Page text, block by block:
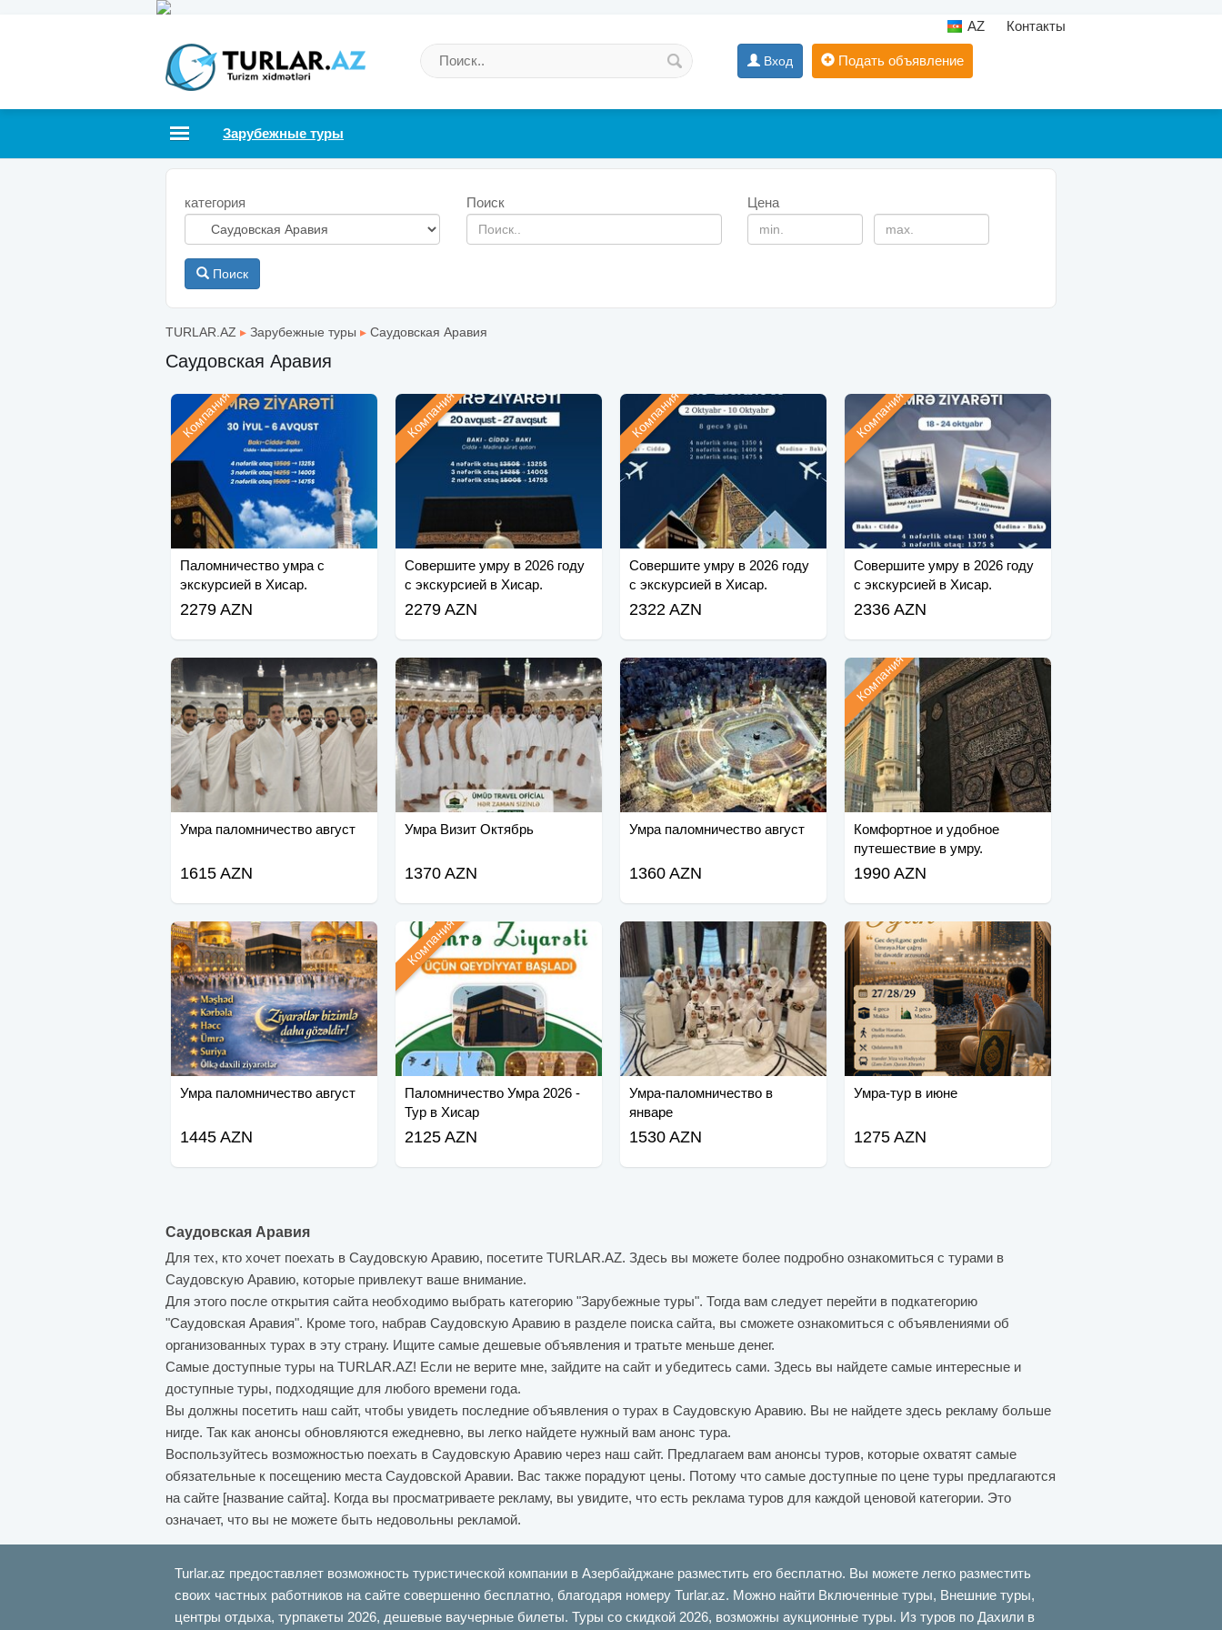
AZ Контакты
Вход Подать объявление
Зарубежные туры
категория Поиск Цена
Поиск
TURLAR.AZ ▸ Зарубежные туры ▸ Саудовская Аравия
Саудовская Аравия
Паломничество умра с
экскурсией в Хисар.
Компания
2279 AZN
Совершите умру в 2026 году
с экскурсией в Хисар.
Компания
2279 AZN
Совершите умру в 2026 году
с экскурсией в Хисар.
Компания
2322 AZN
Совершите умру в 2026 году
с экскурсией в Хисар.
Компания
2336 AZN
Умра паломничество август
1615 AZN
Умра Визит Октябрь
1370 AZN
Умра паломничество август
1360 AZN
Комфортное и удобное
путешествие в умру.
Компания
1990 AZN
Умра паломничество август
1445 AZN
Паломничество Умра 2026 -
Тур в Хисар
Компания
2125 AZN
Умра-паломничество в
январе
1530 AZN
Умра-тур в июне
1275 AZN
Саудовская Аравия
Для тех, кто хочет поехать в Саудовскую Аравию, посетите TURLAR.AZ. Здесь вы можете более подробно ознакомиться с турами в
Саудовскую Аравию, которые привлекут ваше внимание.
Для этого после открытия сайта необходимо выбрать категорию "Зарубежные туры". Тогда вам следует перейти в подкатегорию
"Саудовская Аравия". Кроме того, набрав Саудовскую Аравию в разделе поиска сайта, вы сможете ознакомиться с объявлениями об
организованных турах в эту страну. Ищите самые дешевые объявления и тратьте меньше денег.
Самые доступные туры на TURLAR.AZ! Если не верите мне, зайдите на сайт и убедитесь сами. Здесь вы найдете самые интересные и
доступные туры, подходящие для любого времени года.
Вы должны посетить наш сайт, чтобы увидеть последние объявления о турах в Саудовскую Аравию. Вы не найдете здесь рекламу больше
нигде. Так как анонсы обновляются ежедневно, вы легко найдете нужный вам анонс тура.
Воспользуйтесь возможностью поехать в Саудовскую Аравию через наш сайт. Предлагаем вам анонсы туров, которые охватят самые
обязательные к посещению места Саудовской Аравии. Вас также порадуют цены. Потому что самые доступные по цене туры предлагаются
на сайте [название сайта]. Когда вы просматриваете рекламу, вы увидите, что есть реклама туров для каждой ценовой категории. Это
означает, что вы не можете быть недовольны рекламой.
Turlar.az предоставляет возможность туристической компании в Азербайджане разместить его бесплатно. Вы можете легко разместить
своих частных работников на сайте совершенно бесплатно, благодаря номеру Turlar.az. Можно найти Включенные туры, Внешние туры,
центры отдыха, турпакеты 2026, дешевые ваучерные билеты. Туры со скидкой 2026, возможны аукционные туры. Из туров по Дахили в